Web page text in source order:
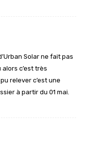
Solar ne fait pas
c’est très
relever c’est une
à partir du 01 mai.